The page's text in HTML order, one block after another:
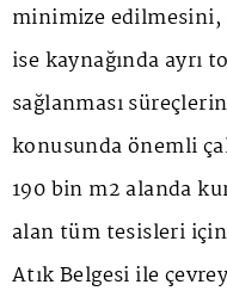
minimize edilmesini,
ise kaynağında ayrı
sağlanması
konusunda önemli
190 bin m2 alanda
alan tüm tesisleri için
Atık Belgesi ile